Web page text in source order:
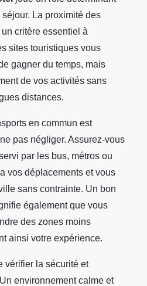
La proximité des
un critère essentiel à
sites touristiques vous
gagner du temps, mais
de vos activités sans
distances.
en commun est
pas négliger. Assurez-vous
par les bus, métros ou
vos déplacements et vous
sans contrainte. Un bon
également que vous
des zones moins
ainsi votre expérience.
vérifier la sécurité et
environnement calme et